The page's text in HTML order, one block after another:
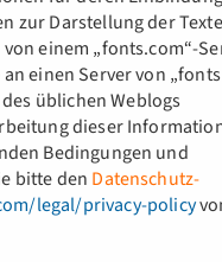
zur Darstellung der
einem „fonts.com“-
einen Server von
üblichen Weblogs
dieser
Bedingungen und
bitte den Datenschutz-
legal/privacy-policy